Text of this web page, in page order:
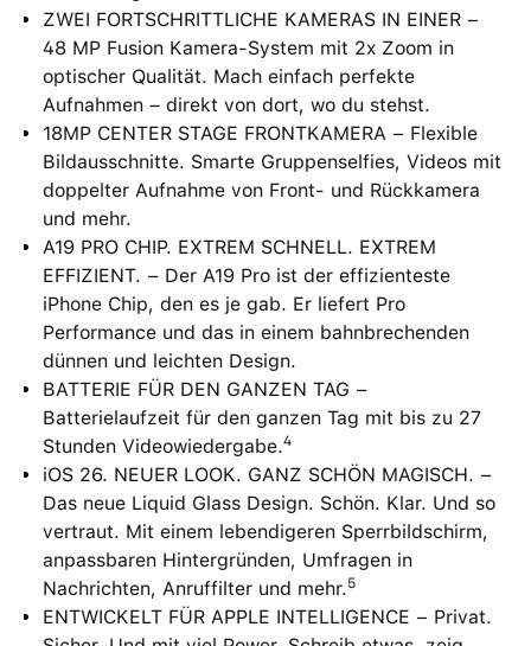
ZWEI FORTSCHRITTLICHE KAMERAS IN EINER −
48 MP Fusion Kamera-System mit 2x Zoom in
optischer Qualität. Mach einfach perfekte
Aufnahmen – direkt von dort, wo du stehst.
18MP CENTER STAGE FRONTKAMERA − Flexible
Bildausschnitte. Smarte Gruppenselfies, Videos mit
doppelter Aufnahme von Front- und Rückkamera
und mehr.
A19 PRO CHIP. EXTREM SCHNELL. EXTREM
EFFIZIENT. − Der A19 Pro ist der effizienteste
iPhone Chip, den es je gab. Er liefert Pro
Performance und das in einem bahnbrechenden
dünnen und leichten Design.
BATTERIE FÜR DEN GANZEN TAG −
Batterielaufzeit für den ganzen Tag mit bis zu 27
Stunden Videowiedergabe.4
iOS 26. NEUER LOOK. GANZ SCHÖN MAGISCH. −
Das neue Liquid Glass Design. Schön. Klar. Und so
vertraut. Mit einem lebendigeren Sperrbildschirm,
anpassbaren Hintergründen, Umfragen in
Nachrichten, Anruffilter und mehr.5
ENTWICKELT FÜR APPLE INTELLIGENCE − Privat.